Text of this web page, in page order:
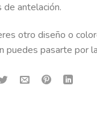
de antelación.
otro diseño o
puedes pasarte por